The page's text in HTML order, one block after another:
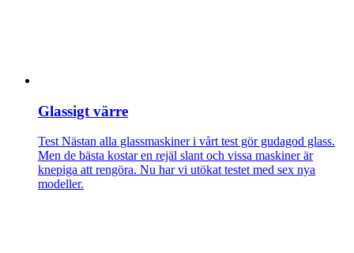
Glassigt värre
Test Nästan alla glassmaskiner i vårt test gör gudagod glass.
Men de bästa kostar en rejäl slant och vissa maskiner är
knepiga att rengöra. Nu har vi utökat testet med sex nya
modeller.